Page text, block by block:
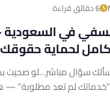
6 دقائق قراءة
في السعودية
لحماية حقوقك
سؤال مباشر…لو صحيت
لم تعد مطلوبة” —